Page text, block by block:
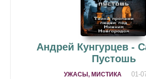
Андрей Кунгурцев -
Пустошь
УЖАСЫ, МИСТИКА 01-